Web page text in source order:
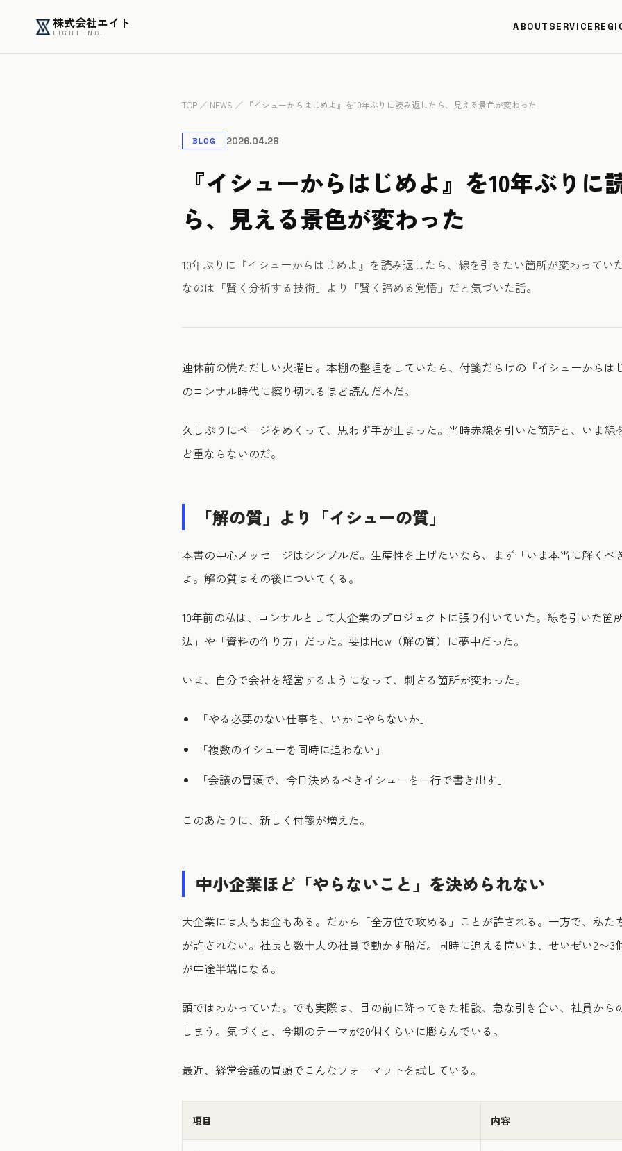
株式会社エイト
EIGHT INC.
ABOUT SERVICE
TOP ／ NEWS ／ 『イシューからはじめよ』を10年ぶりに読み返したら、見える景色が変わった
BLOG 2026.04.28
『イシューからはじめよ』を10年ぶりに
ら、見える景色が変わった
10年ぶりに『イシューからはじめよ』を読み返したら、線を引きたい箇所が変わってい
なのは「賢く分析する技術」より「賢く諦める覚悟」だと気づいた話。
連休前の慌ただしい火曜日。本棚の整理をしていたら、付箋だらけの『イシューからは
のコンサル時代に擦り切れるほど読んだ本だ。
久しぶりにページをめくって、思わず手が止まった。当時赤線を引いた箇所と、いま線
ど重ならないのだ。
「解の質」より「イシューの質」
本書の中心メッセージはシンプルだ。生産性を上げたいなら、まず「いま本当に解くべ
よ。解の質はその後についてくる。
10年前の私は、コンサルとして大企業のプロジェクトに張り付いていた。線を引いた箇
法」や「資料の作り方」だった。要はHow（解の質）に夢中だった。
いま、自分で会社を経営するようになって、刺さる箇所が変わった。
「やる必要のない仕事を、いかにやらないか」
「複数のイシューを同時に追わない」
「会議の冒頭で、今日決めるべきイシューを一行で書き出す」
このあたりに、新しく付箋が増えた。
中小企業ほど「やらないこと」を決められない
大企業には人もお金もある。だから「全方位で攻める」ことが許される。一方で、私た
が許されない。社長と数十人の社員で動かす船だ。同時に追える問いは、せいぜい2〜3
が中途半端になる。
頭ではわかっていた。でも実際は、目の前に降ってきた相談、急な引き合い、社員から
しまう。気づくと、今期のテーマが20個くらいに膨らんでいる。
最近、経営会議の冒頭でこんなフォーマットを試している。
項目 内容